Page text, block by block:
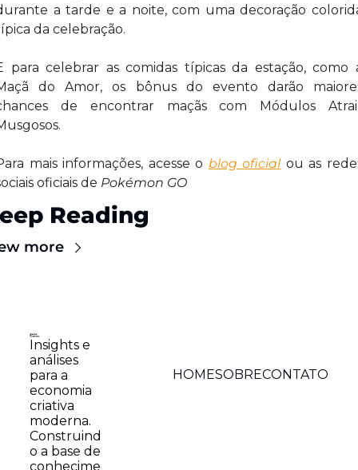
a tarde e a noite, com uma decoração
da celebração.
para celebrar as comidas típicas da estação, como
do Amor, os bônus do evento darão
de encontrar maçãs com Módulos
mais informações, acesse o blog oficial ou as
oficiais de Pokémon GO
Reading
more
Insights e
análises
para a
economia
criativa
moderna.
Construind
o a base de
conhecime
HOMESOBRECONTATO